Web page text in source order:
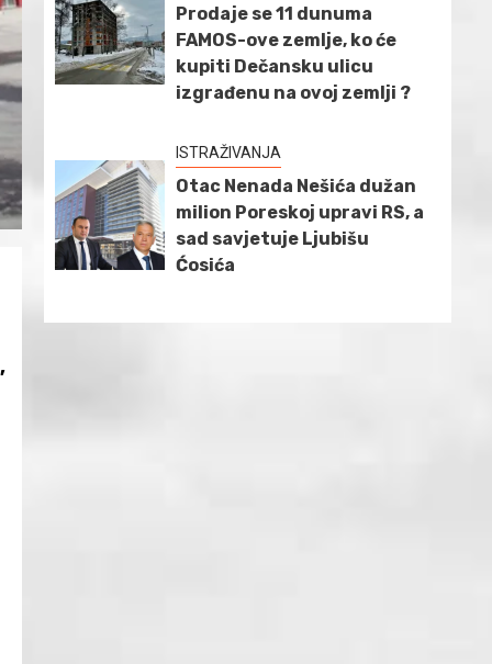
Prodaje se 11 dunuma
FAMOS-ove zemlje, ko će
kupiti Dečansku ulicu
izgrađenu na ovoj zemlji ?
ISTRAŽIVANJA
Otac Nenada Nešića dužan
milion Poreskoj upravi RS, a
sad savjetuje Ljubišu
Ćosića